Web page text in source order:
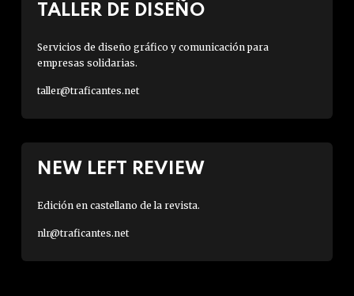
TALLER DE DISEÑO
Servicios de diseño gráfico y comunicación para
empresas solidarias.
taller@traficantes.net
NEW LEFT REVIEW
Edición en castellano de la revista.
nlr@traficantes.net